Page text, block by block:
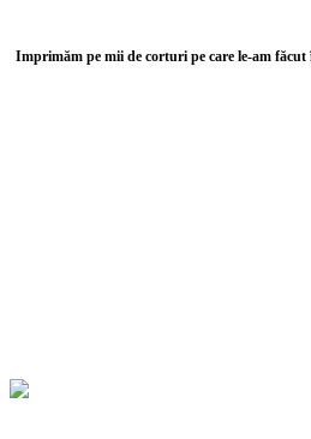
Imprimăm pe mii de corturi pe care le-am